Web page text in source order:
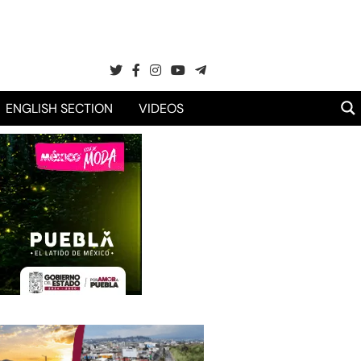
ENGLISH SECTION VIDEOS